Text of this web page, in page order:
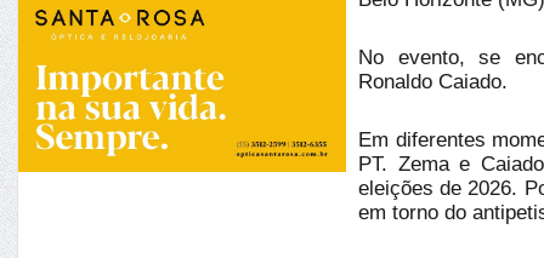
No evento, se
Ronaldo Caiado.
Em diferentes
PT. Zema e
eleições de 2026.
em torno do